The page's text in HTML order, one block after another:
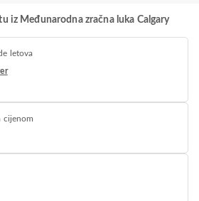
iz Međunarodna zračna luka Calgary
letova
cijenom